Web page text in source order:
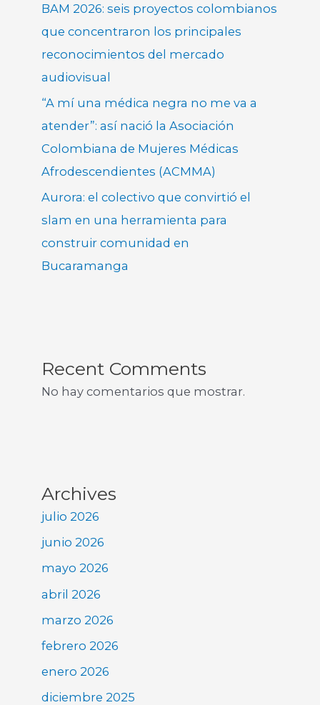
BAM 2026: seis proyectos colombianos
que concentraron los principales
reconocimientos del mercado
audiovisual
“A mí una médica negra no me va a
atender”: así nació la Asociación
Colombiana de Mujeres Médicas
Afrodescendientes (ACMMA)
Aurora: el colectivo que convirtió el
slam en una herramienta para
construir comunidad en
Bucaramanga
Recent Comments
No hay comentarios que mostrar.
Archives
julio 2026
junio 2026
mayo 2026
abril 2026
marzo 2026
febrero 2026
enero 2026
diciembre 2025